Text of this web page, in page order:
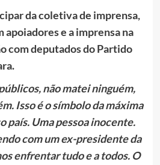
da coletiva de imprensa,
apoiadores e a imprensa na
com deputados do Partido
não matei ninguém,
Isso é o símbolo da máxima
país. Uma pessoa inocente.
com um ex-presidente da
enfrentar tudo e a todos. O